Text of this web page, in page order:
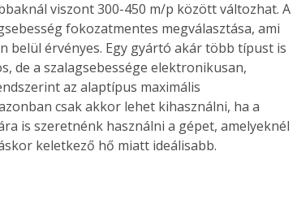
viszont 300-450 m/p között változhat. A
fokozatmentes megválasztása, ami
belül érvényes. Egy gyártó akár több típust is
de a szalagsebessége elektronikusan,
az alaptípus maximális
csak akkor lehet kihasználni, ha a
is szeretnénk használni a gépet, amelyeknél
keletkező hő miatt ideálisabb.